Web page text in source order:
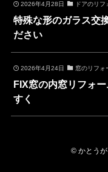
2026年4月28日 ドアのリフ
特殊な形のガラス交
ださい
2026年4月24日 窓のリフォ
FIX窓の内窓リフォ
すく
©かとうが